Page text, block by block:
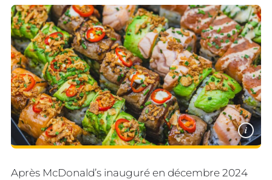
i
Après McDonald’s inauguré en décembre 2024